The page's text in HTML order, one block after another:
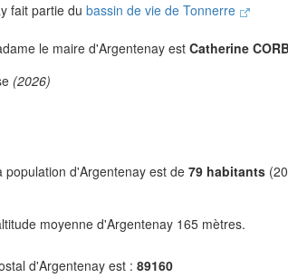
fait partie du bassin de vie de Tonnerre
le maire d'Argentenay est Catherine
(2026)
population d'Argentenay est de 79 habitants
moyenne d'Argentenay 165 mètres.
d'Argentenay est : 89160